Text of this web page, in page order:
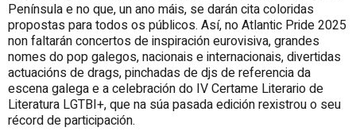
Península e no que, un ano máis, se darán cita coloridas
propostas para todos os públicos. Así, no Atlantic Pride 2025
non faltarán concertos de inspiración eurovisiva, grandes
nomes do pop galegos, nacionais e internacionais, divertidas
actuacións de drags, pinchadas de djs de referencia da
escena galega e a celebración do IV Certame Literario de
Literatura LGTBI+, que na súa pasada edición rexistrou o seu
récord de participación.